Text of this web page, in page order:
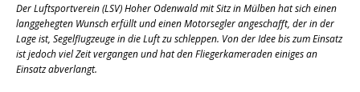
Der Luftsportverein (LSV) Hoher Odenwald mit Sitz in Mülben hat sich einen
langgehegten Wunsch erfüllt und einen Motorsegler angeschafft, der in der
Lage ist, Segelflugzeuge in die Luft zu schleppen. Von der Idee bis zum Einsatz
ist jedoch viel Zeit vergangen und hat den Fliegerkameraden einiges an
Einsatz abverlangt.